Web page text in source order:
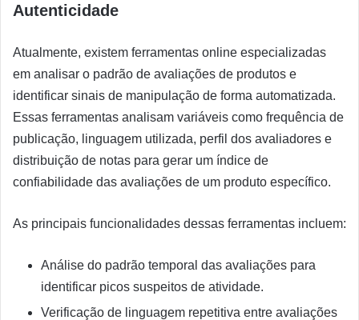
Autenticidade
Atualmente, existem ferramentas online especializadas
em analisar o padrão de avaliações de produtos e
identificar sinais de manipulação de forma automatizada.
Essas ferramentas analisam variáveis como frequência de
publicação, linguagem utilizada, perfil dos avaliadores e
distribuição de notas para gerar um índice de
confiabilidade das avaliações de um produto específico.
As principais funcionalidades dessas ferramentas incluem:
Análise do padrão temporal das avaliações para
identificar picos suspeitos de atividade.
Verificação de linguagem repetitiva entre avaliações